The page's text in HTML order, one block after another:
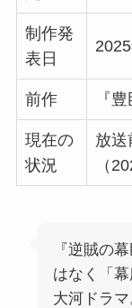
制作発
表日
前作 『
現在の
状況
放送
（
『逆賊の
はなく「
大河ドラ